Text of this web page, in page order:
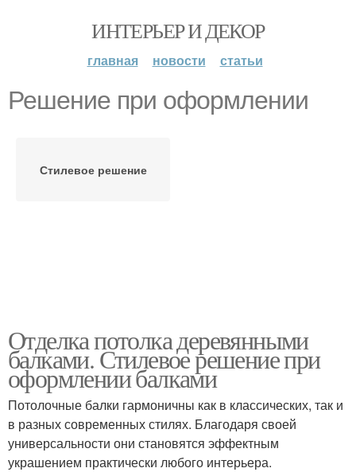
ИНТЕРЬЕР И ДЕКОР
главная новости статьи
Решение при оформлении
Стилевое решение
Отделка потолка деревянными
балками. Стилевое решение при
оформлении балками
Потолочные балки гармоничны как в классических, так и
в разных современных стилях. Благодаря своей
универсальности они становятся эффектным
украшением практически любого интерьера.